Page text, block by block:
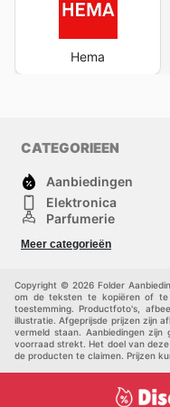
Hema
CATEGORIEEN
Aanbiedingen
Elektronica
Parfumerie
Kinderen
Meer categorieën
Copyright © 2026 Folder
om de teksten te kopiëren of te
toestemming. Productfoto's,
illustratie. Afgeprijsde prijzen zijn
vermeld staan. Aanbiedingen
voorraad strekt. Het doel van
de producten te claimen. Prijzen